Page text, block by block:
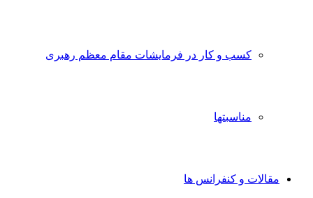
کسب و کار در فرمایشات مقام معظم رهبری
مناسبتها
مقالات و کنفرانس ها